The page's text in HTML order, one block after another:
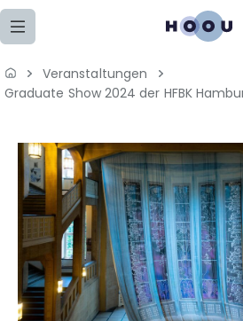
Zum Seiteninhalt
Home
Podcasts
Meine Lernangebote
News
Veranstaltungen
Graduate Show 2024 der HFBK